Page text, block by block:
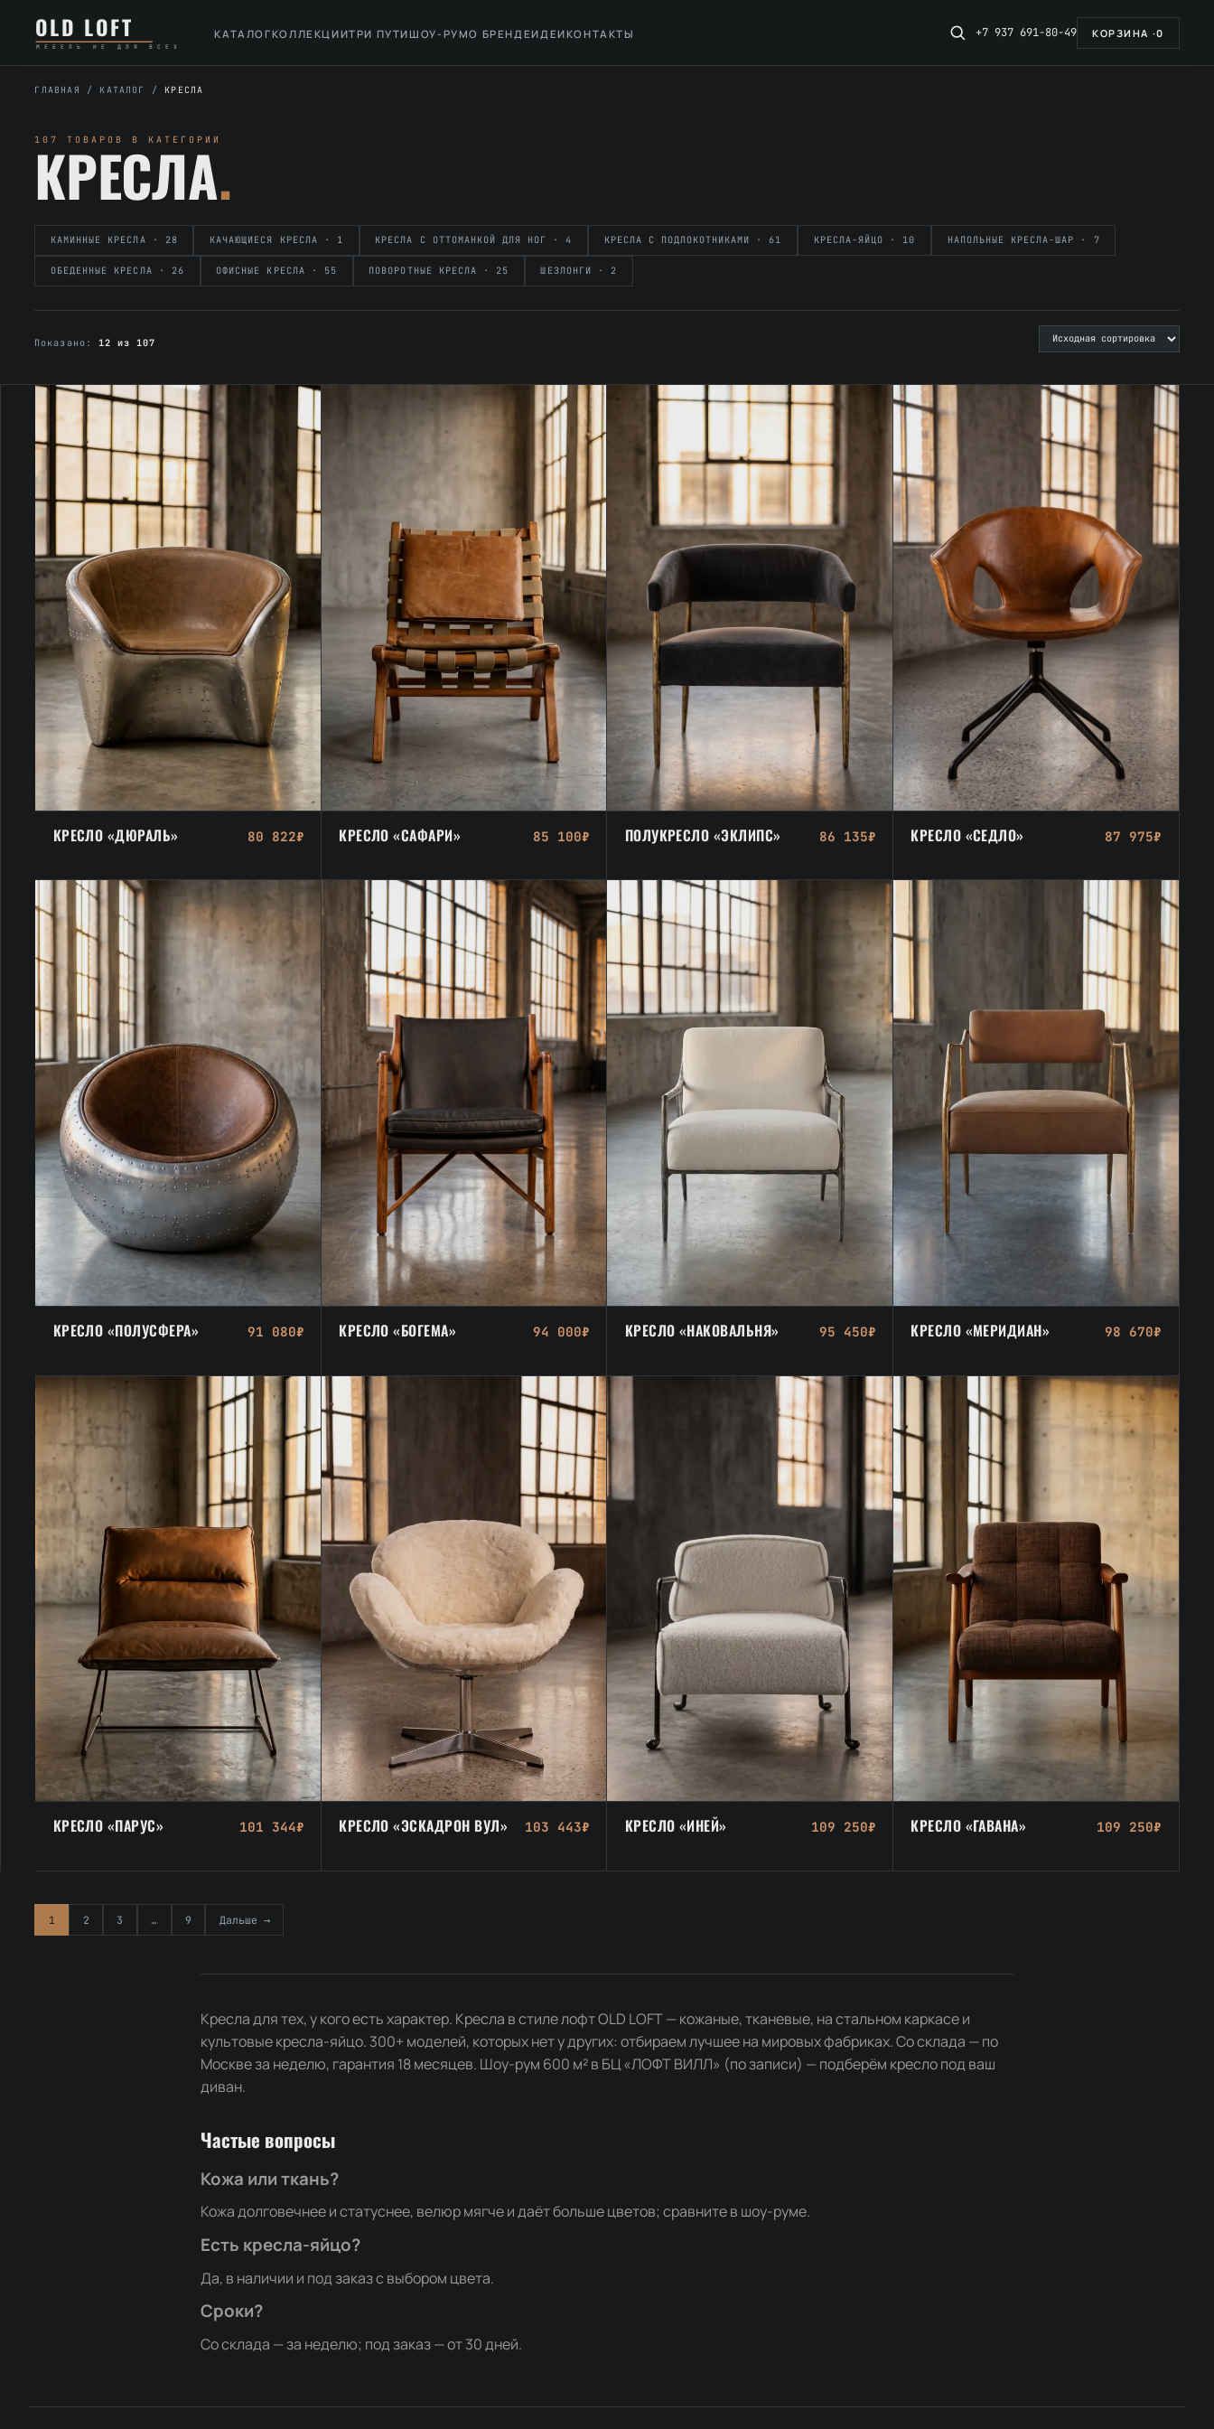
содержимому
содержимому
OLD LOFT
МЕБЕЛЬ НЕ ДЛЯ ВСЕХ
КАТАЛОГКОЛЛЕКЦИИТРИ ПУТИШОУ-РУМО БРЕНДЕИДЕИКОНТАКТЫ +7 937 691-80-49 КОРЗИНА ·0
ГЛАВНАЯ / КАТАЛОГ / КРЕСЛА
107 ТОВАРОВ В КАТЕГОРИИ
КРЕСЛА.
КАМИННЫЕ КРЕСЛА · 28 КАЧАЮЩИЕСЯ КРЕСЛА · 1 КРЕСЛА С ОТТОМАНКОЙ ДЛЯ НОГ · 4 КРЕСЛА С ПОДЛОКОТНИКАМИ · 61 КРЕСЛА-ЯЙЦО · 10 НАПОЛЬНЫЕ КРЕСЛА-ШАР · 7
ОБЕДЕННЫЕ КРЕСЛА · 26 ОФИСНЫЕ КРЕСЛА · 55 ПОВОРОТНЫЕ КРЕСЛА · 25 ШЕЗЛОНГИ · 2
Показано: 12 из 107
КРЕСЛО «ДЮРАЛЬ» 80 822₽ КРЕСЛО «САФАРИ» 85 100₽ ПОЛУКРЕСЛО «ЭКЛИПС» 86 135₽ КРЕСЛО «СЕДЛО» 87 975₽
КРЕСЛО «ПОЛУСФЕРА» 91 080₽ КРЕСЛО «БОГЕМА» 94 000₽ КРЕСЛО «НАКОВАЛЬНЯ» 95 450₽ КРЕСЛО «МЕРИДИАН» 98 670₽
КРЕСЛО «ПАРУС» 101 344₽ КРЕСЛО «ЭСКАДРОН ВУЛ» 103 443₽ КРЕСЛО «ИНЕЙ» 109 250₽ КРЕСЛО «ГАВАНА» 109 250₽
1 2 3 … 9 Дальше →
Кресла для тех, у кого есть характер. Кресла в стиле лофт OLD LOFT — кожаные, тканевые, на стальном каркасе и
культовые кресла-яйцо. 300+ моделей, которых нет у других: отбираем лучшее на мировых фабриках. Со склада — по
Москве за неделю, гарантия 18 месяцев. Шоу-рум 600 м² в БЦ «ЛОФТ ВИЛЛ» (по записи) — подберём кресло под ваш
диван.
Частые вопросы
Кожа или ткань?
Кожа долговечнее и статуснее, велюр мягче и даёт больше цветов; сравните в шоу-руме.
Есть кресла-яйцо?
Да, в наличии и под заказ с выбором цвета.
Сроки?
Со склада — за неделю; под заказ — от 30 дней.